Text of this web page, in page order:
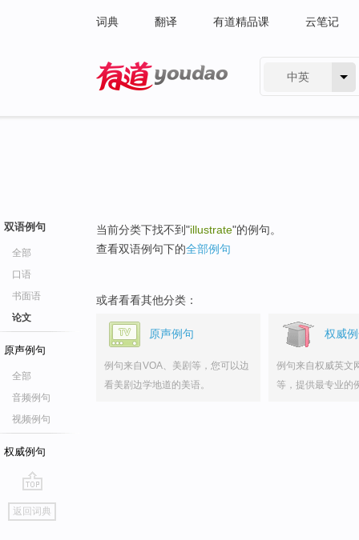
词典 翻译 有道精品课 云笔记
中英
双语例句
全部
口语
书面语
论文
原声例句
全部
音频例句
视频例句
权威例句
go
top
返回词典
当前分类下找不到"illustrate"的例句。
查看双语例句下的全部例句
或者看看其他分类：
原声例句
例句来自VOA、美剧等，您可以边
看美剧边学地道的美语。
权威
例句来自权威英文
等，提供最专业的